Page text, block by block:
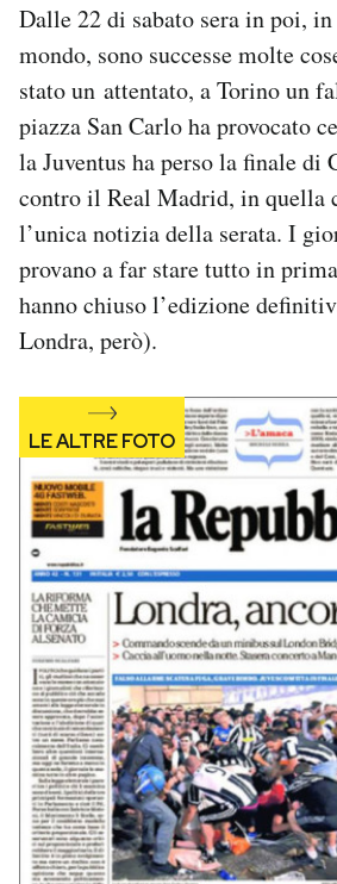
SHOP
AREA PERSONALE
Area Personale
Newsletter
Notifiche mobile
Regala il Post
Esci
Dalle 22 di sabato sera in poi,
mondo, sono successe molte
stato un attentato, a Torino un
piazza San Carlo ha provocato
la Juventus ha perso la finale di
contro il Real Madrid, in quella
l’unica notizia della serata. I
provano a far stare tutto in
hanno chiuso l’edizione
Londra, però).